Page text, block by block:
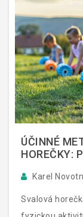
ÚČINNÉ
HOREČKY:
Karel
Svalová